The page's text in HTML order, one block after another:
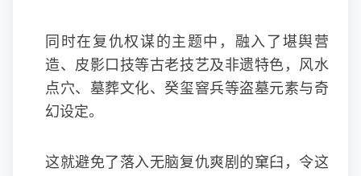
同时在复仇权谋的主题中，融入了堪舆营
造、皮影口技等古老技艺及非遗特色，风水
点穴、墓葬文化、癸玺窨兵等盗墓元素与奇
幻设定。
这就避免了落入无脑复仇爽剧的窠臼，令这